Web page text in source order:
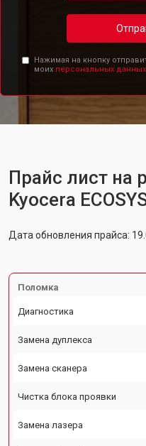
Нажимая на кнопку
моих персональных
Прайс лист
Kyocera
Дата обновления прайса:
Поломка
Диагностика
Замена дуплекса
Замена сканера
Чистка блока проявки
Замена лазера